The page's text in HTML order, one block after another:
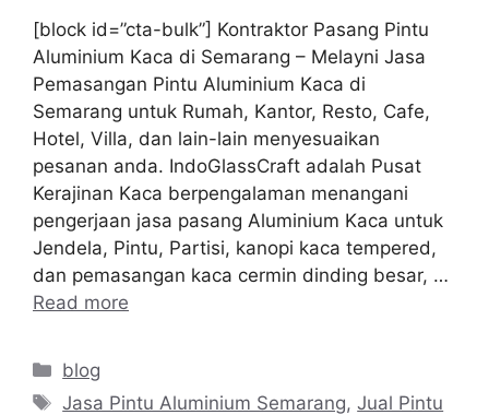
[block id=”cta-bulk”] Kontraktor Pasang Pintu
Aluminium Kaca di Semarang – Melayni Jasa
Pemasangan Pintu Aluminium Kaca di
Semarang untuk Rumah, Kantor, Resto, Cafe,
Hotel, Villa, dan lain-lain menyesuaikan
pesanan anda. IndoGlassCraft adalah Pusat
Kerajinan Kaca berpengalaman menangani
pengerjaan jasa pasang Aluminium Kaca untuk
Jendela, Pintu, Partisi, kanopi kaca tempered,
dan pemasangan kaca cermin dinding besar, …
Read more
Categories
blog
Tags
Jasa Pintu Aluminium Semarang,Jual Pintu